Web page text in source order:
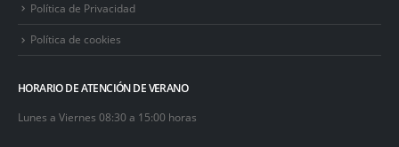
Política de Privacidad
Política de cookies
HORARIO DE ATENCIÓN DE VERANO
Lunes a Viernes 08:30 a 15:00 horas